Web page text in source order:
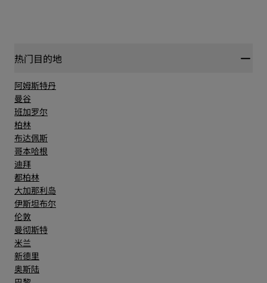
热门目的地
阿姆斯特丹
曼谷
班加罗尔
柏林
布达佩斯
哥本哈根
迪拜
都柏林
大加那利岛
伊斯坦布尔
伦敦
曼彻斯特
米兰
新德里
奥斯陆